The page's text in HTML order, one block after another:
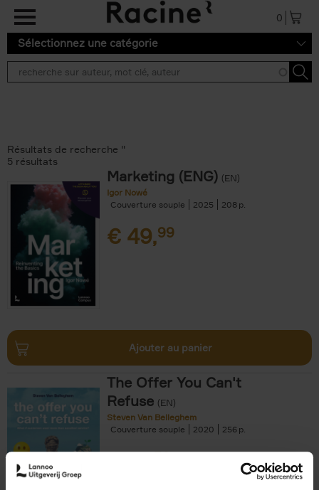
Aller au contenu principal
0
Sélectionnez une catégorie
Résultats de recherche ''
5 résultats
Marketing (ENG) (EN)
Igor Nowé
Couverture souple
2025 208
€ 49,99
Ajouter au panier
The Offer You Can't
Refuse (EN)
Steven Van Belleghem
Couverture souple
2020 256
€37,50